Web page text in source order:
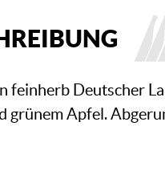
Deutscher
grünem Apfel.